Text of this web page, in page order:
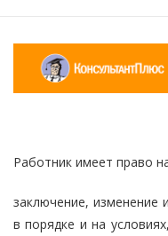
Работник имеет право
заключение, изменение
в порядке и на